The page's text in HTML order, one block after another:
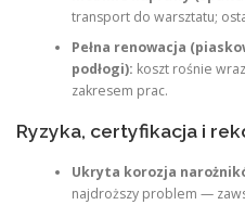
transport do warsztatu;
Pełna renowacja
podłogi): koszt rośnie
zakresem prac.
Ryzyka, certyfikacja i
Ukryta korozja
najdroższy problem —